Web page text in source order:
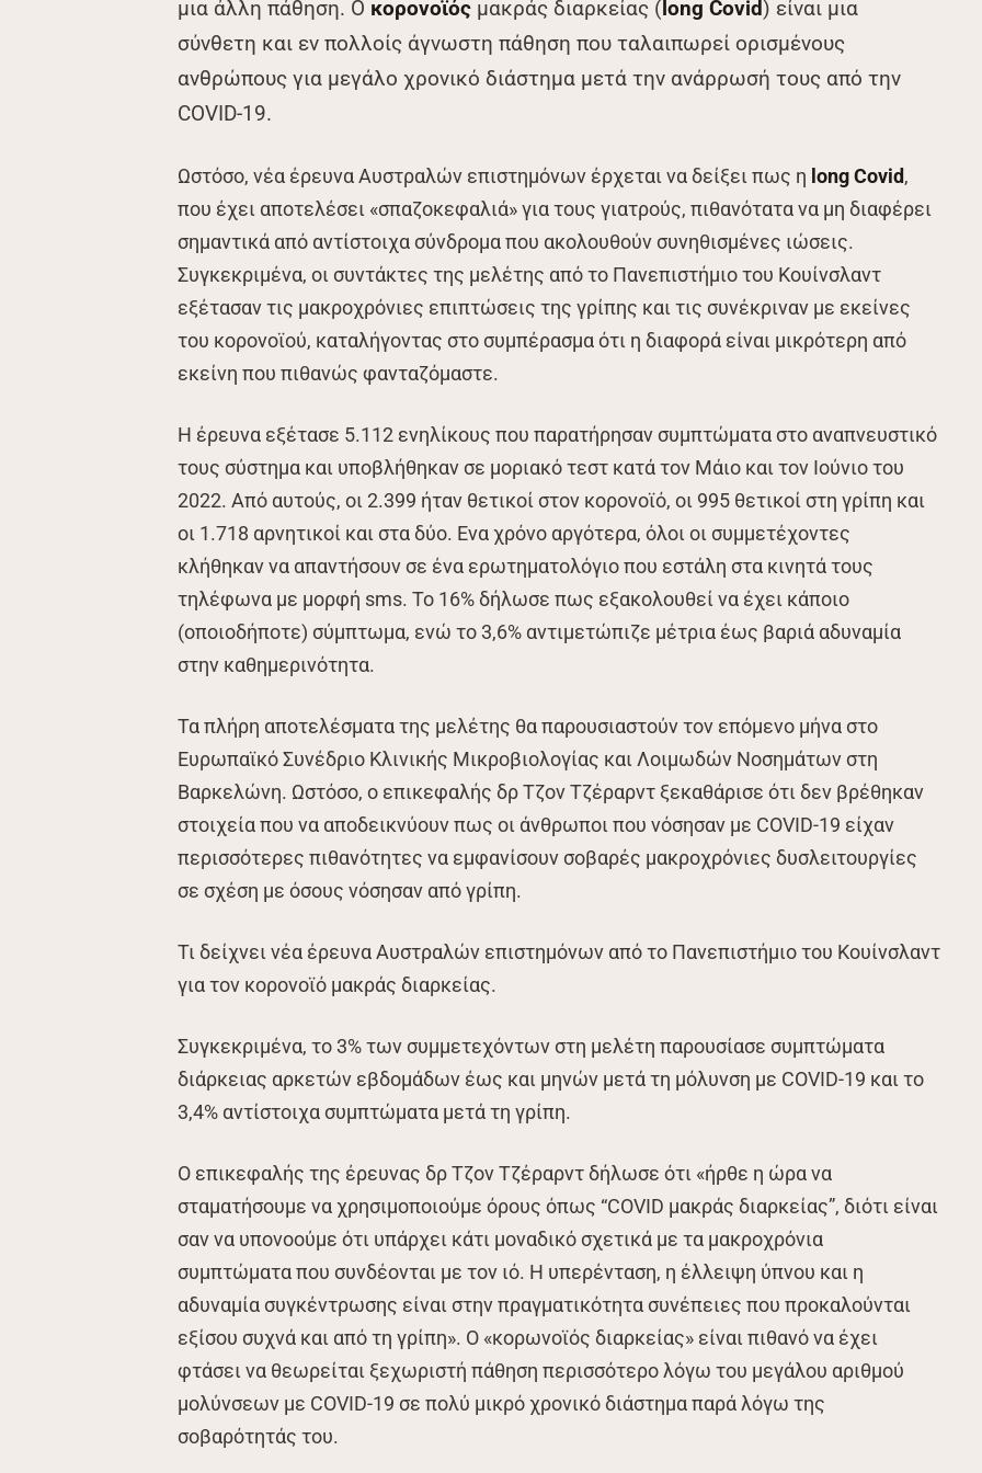
μια άλλη πάθηση. Ο κορονοϊός μακράς διαρκείας ( long Covid) είναι μια
σύνθετη και εν πολλοίς άγνωστη πάθηση που ταλαιπωρεί ορισμένους
ανθρώπους για μεγάλο χρονικό διάστημα μετά την ανάρρωσή τους από την
COVID-19.
Ωστόσο, νέα έρευνα Αυστραλών επιστημόνων έρχεται να δείξει πως η long Covid,
που έχει αποτελέσει «σπαζοκεφαλιά» για τους γιατρούς, πιθανότατα να μη διαφέρει
σημαντικά από αντίστοιχα σύνδρομα που ακολουθούν συνηθισμένες ιώσεις.
Συγκεκριμένα, οι συντάκτες της μελέτης από το Πανεπιστήμιο του Κουίνσλαντ
εξέτασαν τις μακροχρόνιες επιπτώσεις της γρίπης και τις συνέκριναν με εκείνες
του κορονοϊού, καταλήγοντας στο συμπέρασμα ότι η διαφορά είναι μικρότερη από
εκείνη που πιθανώς φανταζόμαστε.
Η έρευνα εξέτασε 5.112 ενηλίκους που παρατήρησαν συμπτώματα στο αναπνευστικό
τους σύστημα και υποβλήθηκαν σε μοριακό τεστ κατά τον Μάιο και τον Ιούνιο του
2022. Από αυτούς, οι 2.399 ήταν θετικοί στον κορονοϊό, οι 995 θετικοί στη γρίπη και
οι 1.718 αρνητικοί και στα δύο. Ενα χρόνο αργότερα, όλοι οι συμμετέχοντες
κλήθηκαν να απαντήσουν σε ένα ερωτηματολόγιο που εστάλη στα κινητά τους
τηλέφωνα με μορφή sms. Το 16% δήλωσε πως εξακολουθεί να έχει κάποιο
(οποιοδήποτε) σύμπτωμα, ενώ το 3,6% αντιμετώπιζε μέτρια έως βαριά αδυναμία
στην καθημερινότητα.
Τα πλήρη αποτελέσματα της μελέτης θα παρουσιαστούν τον επόμενο μήνα στο
Ευρωπαϊκό Συνέδριο Κλινικής Μικροβιολογίας και Λοιμωδών Νοσημάτων στη
Βαρκελώνη. Ωστόσο, ο επικεφαλής δρ Τζον Τζέραρντ ξεκαθάρισε ότι δεν βρέθηκαν
στοιχεία που να αποδεικνύουν πως οι άνθρωποι που νόσησαν με COVID-19 είχαν
περισσότερες πιθανότητες να εμφανίσουν σοβαρές μακροχρόνιες δυσλειτουργίες
σε σχέση με όσους νόσησαν από γρίπη.
Τι δείχνει νέα έρευνα Αυστραλών επιστημόνων από το Πανεπιστήμιο του Κουίνσλαντ
για τον κορονοϊό μακράς διαρκείας.
Συγκεκριμένα, το 3% των συμμετεχόντων στη μελέτη παρουσίασε συμπτώματα
διάρκειας αρκετών εβδομάδων έως και μηνών μετά τη μόλυνση με COVID-19 και το
3,4% αντίστοιχα συμπτώματα μετά τη γρίπη.
Ο επικεφαλής της έρευνας δρ Τζον Τζέραρντ δήλωσε ότι «ήρθε η ώρα να
σταματήσουμε να χρησιμοποιούμε όρους όπως “COVID μακράς διαρκείας”, διότι είναι
σαν να υπονοούμε ότι υπάρχει κάτι μοναδικό σχετικά με τα μακροχρόνια
συμπτώματα που συνδέονται με τον ιό. Η υπερένταση, η έλλειψη ύπνου και η
αδυναμία συγκέντρωσης είναι στην πραγματικότητα συνέπειες που προκαλούνται
εξίσου συχνά και από τη γρίπη». Ο «κορωνοϊός διαρκείας» είναι πιθανό να έχει
φτάσει να θεωρείται ξεχωριστή πάθηση περισσότερο λόγω του μεγάλου αριθμού
μολύνσεων με COVID-19 σε πολύ μικρό χρονικό διάστημα παρά λόγω της
σοβαρότητάς του.